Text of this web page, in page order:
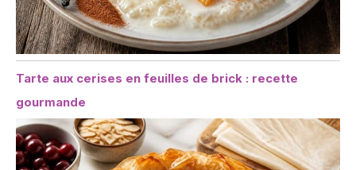
Tarte aux cerises en feuilles de brick : recette
gourmande